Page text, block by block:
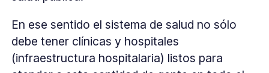
En ese sentido el sistema de salud no sólo
debe tener clínicas y hospitales
(infraestructura hospitalaria) listos para